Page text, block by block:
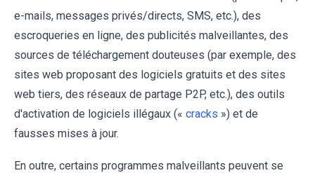
e-mails, messages privés/directs, SMS, etc.), des
escroqueries en ligne, des publicités malveillantes, des
sources de téléchargement douteuses (par exemple, des
sites web proposant des logiciels gratuits et des sites
web tiers, des réseaux de partage P2P, etc.), des outils
d'activation de logiciels illégaux (« cracks ») et de
fausses mises à jour.
En outre, certains programmes malveillants peuvent se